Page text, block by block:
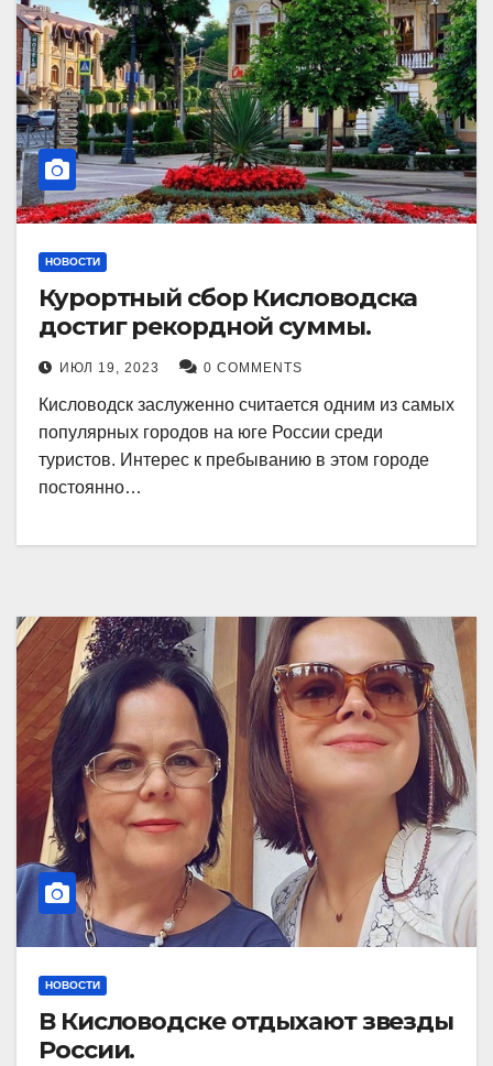
НОВОСТИ
Курортный сбор Кисловодска
достиг рекордной суммы.
ИЮЛ 19, 2023 0 COMMENTS
Кисловодск заслуженно считается одним из самых
популярных городов на юге России среди
туристов. Интерес к пребыванию в этом городе
постоянно…
НОВОСТИ
В Кисловодске отдыхают звезды
России.